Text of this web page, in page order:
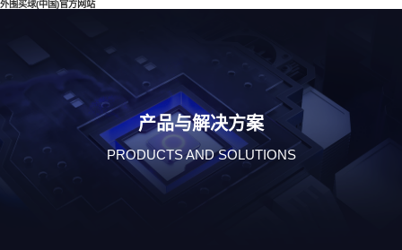
外围买球(中国)官方网站
产品与解决方案
PRODUCTS AND SOLUTIONS